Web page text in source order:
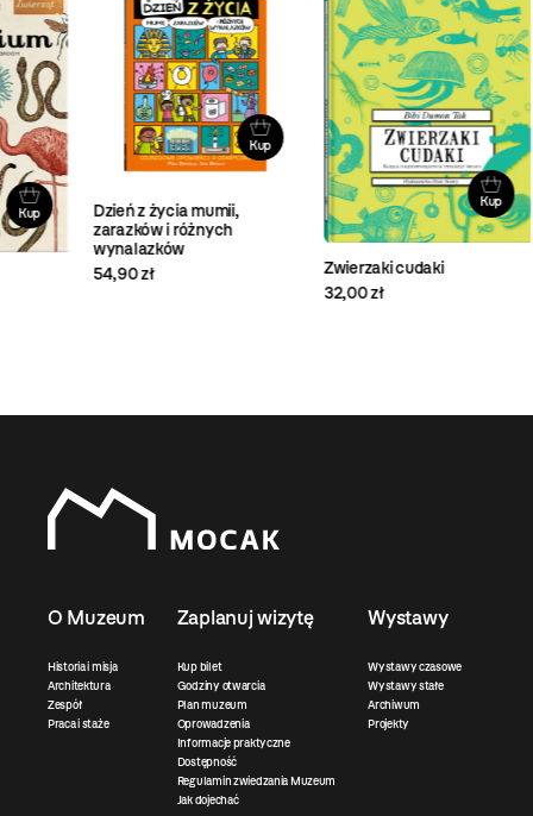
Kup
Dzień z życia mumii,
zarazków i różnych
wynalazków
54,90 zł
Kup
Zwierzaki cudaki
32,00 zł
O Muzeum
Historia i misja
Architektura
Zespół
Praca i staże
Zaplanuj wizytę
Kup bilet
Godziny otwarcia
Plan muzeum
Oprowadzenia
Informacje praktyczne
Dostępność
Regulamin zwiedzania Muzeum
Jak dojechać
Wystawy
Wystawy czasowe
Wystawy stałe
Archiwum
Projekty